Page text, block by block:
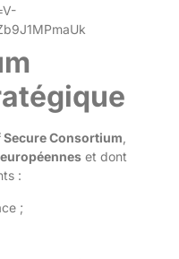
Secure Consortium,
et dont
:
;